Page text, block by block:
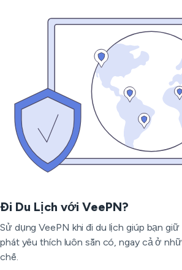
Đi Du Lịch với VeePN?
Sử dụng VeePN khi đi du lịch giúp bạn
phát yêu thích luôn sẵn có, ngay cả ở
chế.